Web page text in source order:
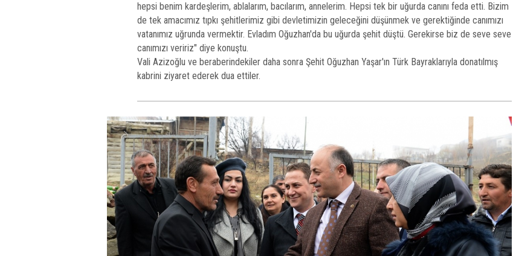
hepsi benim kardeşlerim, ablalarım, bacılarım, annelerim. Hepsi tek bir uğurda canını feda etti. Bizim
de tek amacımız tıpkı şehitlerimiz gibi devletimizin geleceğini düşünmek ve gerektiğinde canımızı
vatanımız uğrunda vermektir. Evladım Oğuzhan'da bu uğurda şehit düştü. Gerekirse biz de seve seve
canımızı veririz" diye konuştu.
Vali Azizoğlu ve beraberindekiler daha sonra Şehit Oğuzhan Yaşar'ın Türk Bayraklarıyla donatılmış
kabrini ziyaret ederek dua ettiler.